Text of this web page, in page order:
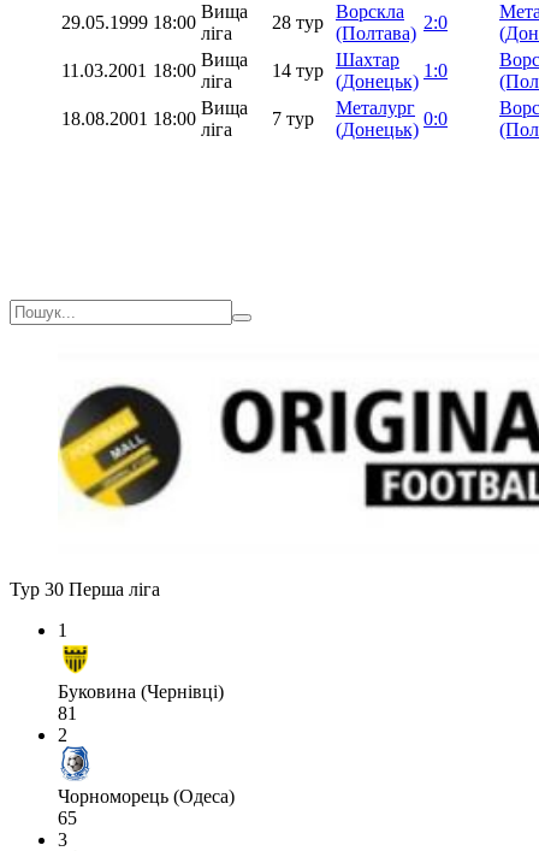
29.05.1999 18:00
Вища
ліга
28 тур
Ворскла
(Полтава)
2:0
11.03.2001 18:00
Вища
ліга
14 тур
Шахтар
(Донецьк)
1:0
18.08.2001 18:00
Вища
ліга
7 тур
Металург
(Донецьк)
0:0
Тур 30 Перша ліга
1
Буковина (Чернівці)
81
2
Чорноморець (Одеса)
65
3